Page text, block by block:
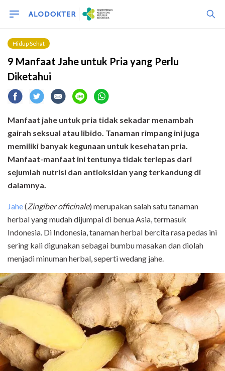
Hidup Sehat
9 Manfaat Jahe untuk Pria yang Perlu
Diketahui
Manfaat jahe untuk pria tidak sekadar menambah
gairah seksual atau libido. Tanaman rimpang ini juga
memiliki banyak kegunaan untuk kesehatan pria.
Manfaat-manfaat ini tentunya tidak terlepas dari
sejumlah nutrisi dan antioksidan yang terkandung di
dalamnya.
Jahe(Zingiber officinale) merupakan salah satu tanaman
herbal yang mudah dijumpai di benua Asia, termasuk
Indonesia. Di Indonesia, tanaman herbal bercita rasa pedas ini
sering kali digunakan sebagai bumbu masakan dan diolah
menjadi minuman herbal, seperti wedang jahe.